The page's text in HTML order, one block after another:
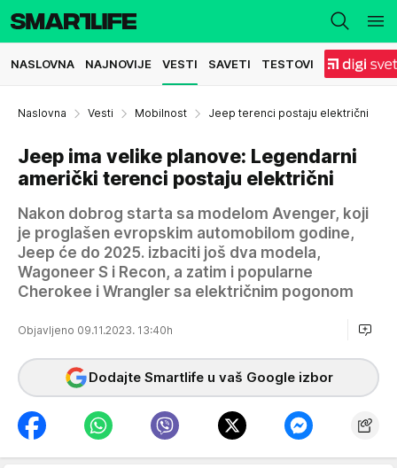
NASLOVNA NAJNOVIJE VESTI SAVETI TESTOVI
Naslovna Vesti Mobilnost Jeep terenci postaju električni
Jeep ima velike planove: Legendarni
američki terenci postaju električni
Nakon dobrog starta sa modelom Avenger, koji
je proglašen evropskim automobilom godine,
Jeep će do 2025. izbaciti još dva modela,
Wagoneer S i Recon, a zatim i popularne
Cherokee i Wrangler sa električnim pogonom
Objavljeno 09.11.2023. 13:40h
Dodajte Smartlife u vaš Google izbor